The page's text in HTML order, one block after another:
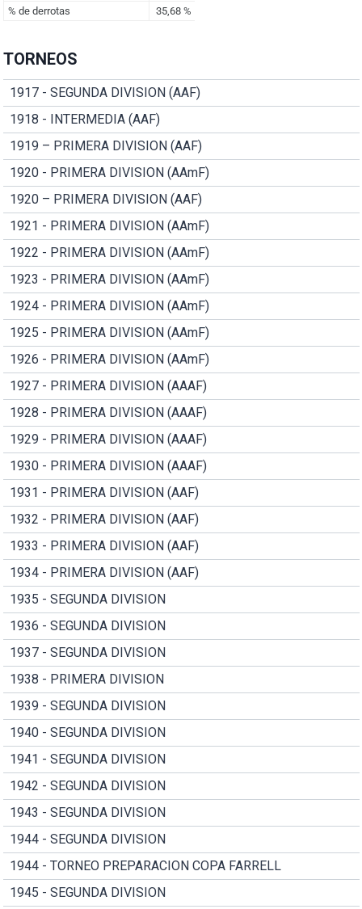
TORNEOS
1917 - SEGUNDA DIVISION (AAF)
1918 - INTERMEDIA (AAF)
1919 – PRIMERA DIVISION (AAF)
1920 - PRIMERA DIVISION (AAmF)
1920 – PRIMERA DIVISION (AAF)
1921 - PRIMERA DIVISION (AAmF)
1922 - PRIMERA DIVISION (AAmF)
1923 - PRIMERA DIVISION (AAmF)
1924 - PRIMERA DIVISION (AAmF)
1925 - PRIMERA DIVISION (AAmF)
1926 - PRIMERA DIVISION (AAmF)
1927 - PRIMERA DIVISION (AAAF)
1928 - PRIMERA DIVISION (AAAF)
1929 - PRIMERA DIVISION (AAAF)
1930 - PRIMERA DIVISION (AAAF)
1931 - PRIMERA DIVISION (AAF)
1932 - PRIMERA DIVISION (AAF)
1933 - PRIMERA DIVISION (AAF)
1934 - PRIMERA DIVISION (AAF)
1935 - SEGUNDA DIVISION
1936 - SEGUNDA DIVISION
1937 - SEGUNDA DIVISION
1938 - PRIMERA DIVISION
1939 - SEGUNDA DIVISION
1940 - SEGUNDA DIVISION
1941 - SEGUNDA DIVISION
1942 - SEGUNDA DIVISION
1943 - SEGUNDA DIVISION
1944 - SEGUNDA DIVISION
1944 - TORNEO PREPARACION COPA FARRELL
1945 - SEGUNDA DIVISION